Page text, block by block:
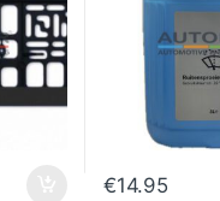
€14.95